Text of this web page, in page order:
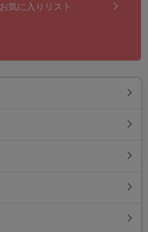
お気に入りリスト